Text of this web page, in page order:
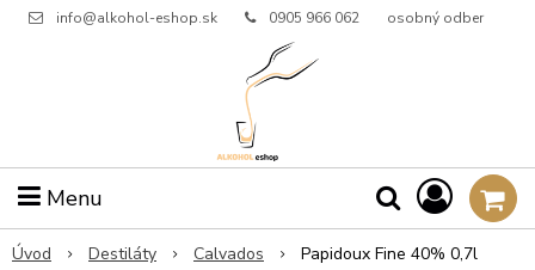
info@alkohol-eshop.sk 0905 966 062 osobný odber
Menu
Úvod Destiláty Calvados Papidoux Fine 40% 0,7l